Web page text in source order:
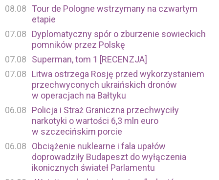
08.08
Tour de Pologne wstrzymany na czwartym
etapie
07.08
Dyplomatyczny spór o zburzenie sowieckich
pomników przez Polskę
07.08
Superman, tom 1 [RECENZJA]
07.08
Litwa ostrzega Rosję przed wykorzystaniem
przechwyconych ukraińskich dronów
w operacjach na Bałtyku
06.08
Policja i Straż Graniczna przechwyciły
narkotyki o wartości 6,3 mln euro
w szczecińskim porcie
06.08
Obciążenie nuklearne i fala upałów
doprowadziły Budapeszt do wyłączenia
ikonicznych świateł Parlamentu